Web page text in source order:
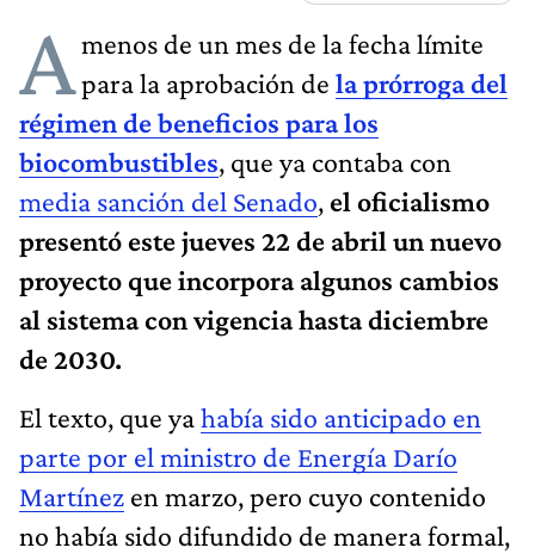
Amenos de un mes de la fecha límite
para la aprobación de la prórroga del
régimen de beneficios para los
biocombustibles, que ya contaba con
media sanción del Senado, el oficialismo
presentó este jueves 22 de abril un nuevo
proyecto que incorpora algunos cambios
al sistema con vigencia hasta diciembre
de 2030.
El texto, que yahabía sido anticipado en
parte por el ministro de Energía Darío
Martínez en marzo, pero cuyo contenido
no había sido difundido de manera formal,